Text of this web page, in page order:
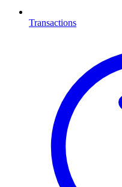
Transactions